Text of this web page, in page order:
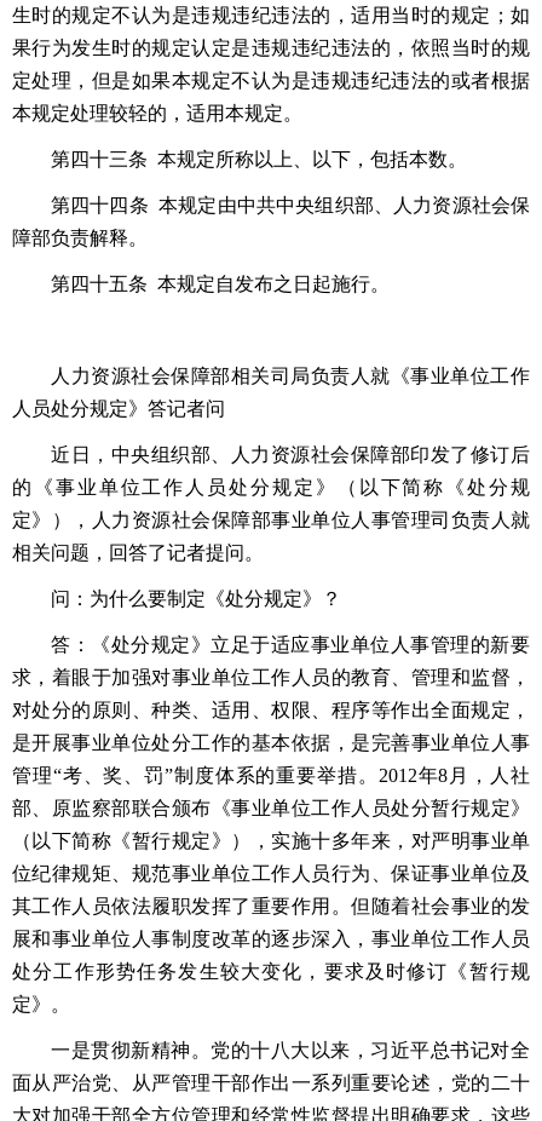
生时的规定不认为是违规违纪违法的，适用当时的规定；如
果行为发生时的规定认定是违规违纪违法的，依照当时的规
定处理，但是如果本规定不认为是违规违纪违法的或者根据
本规定处理较轻的，适用本规定。
第四十三条 本规定所称以上、以下，包括本数。
第四十四条 本规定由中共中央组织部、人力资源社会保
障部负责解释。
第四十五条 本规定自发布之日起施行。
人力资源社会保障部相关司局负责人就《事业单位工作
人员处分规定》答记者问
近日，中央组织部、人力资源社会保障部印发了修订后
的《事业单位工作人员处分规定》
（以下简称《处分规
定》），人力资源社会保障部事业单位人事管理司负责人就
相关问题，回答了记者提问。
问：为什么要制定《处分规定》？
答：《处分规定》立足于适应事业单位人事管理的新要
求，着眼于加强对事业单位工作人员的教育、管理和监督，
对处分的原则、种类、适用、权限、程序等作出全面规定，
是开展事业单位处分工作的基本依据，是完善事业单位人事
管理“考、奖、罚”制度体系的重要举措。2012年8月，人社
部、原监察部联合颁布《事业单位工作人员处分暂行规定》
（以下简称《暂行规定》），实施十多年来，对严明事业单
位纪律规矩、规范事业单位工作人员行为、保证事业单位及
其工作人员依法履职发挥了重要作用。但随着社会事业的发
展和事业单位人事制度改革的逐步深入，事业单位工作人员
处分工作形势任务发生较大变化，要求及时修订《暂行规
定》。
一是贯彻新精神。党的十八大以来，习近平总书记对全
面从严治党、从严管理干部作出一系列重要论述，党的二十
大对加强干部全方位管理和经常性监督提出明确要求，这些